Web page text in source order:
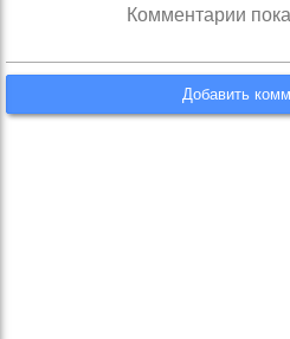
Комментарии пока
Добавить